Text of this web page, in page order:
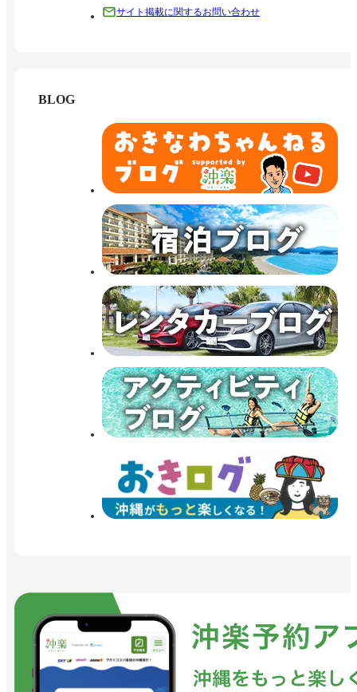
サイト掲載に関するお問い合わせ
BLOG